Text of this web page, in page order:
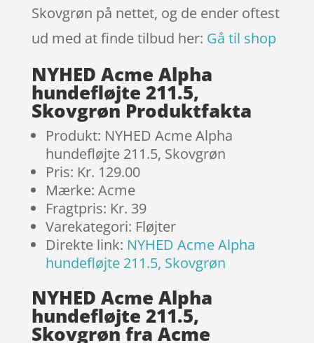
Skovgrøn på nettet, og de ender oftest
ud med at finde tilbud her: Gå til shop
NYHED Acme Alpha
hundefløjte 211.5,
Skovgrøn Produktfakta
Produkt: NYHED Acme Alpha
hundefløjte 211.5, Skovgrøn
Pris: Kr. 129.00
Mærke: Acme
Fragtpris: Kr. 39
Varekategori: Fløjter
Direkte link: NYHED Acme Alpha
hundefløjte 211.5, Skovgrøn
NYHED Acme Alpha
hundefløjte 211.5,
Skovgrøn fra Acme